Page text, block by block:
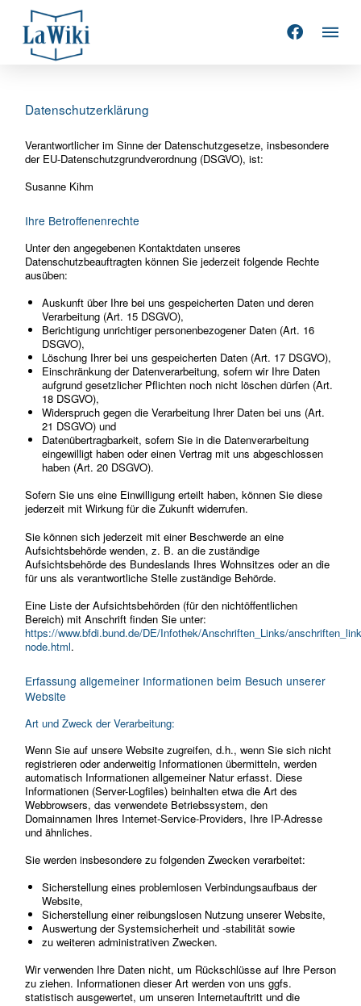
Datenschutzerklärung
Verantwortlicher im Sinne der Datenschutzgesetze, insbesondere
der EU-Datenschutzgrundverordnung (DSGVO), ist:
Susanne Kihm
Ihre Betroffenenrechte
Unter den angegebenen Kontaktdaten unseres
Datenschutzbeauftragten können Sie jederzeit folgende Rechte
ausüben:
Auskunft über Ihre bei uns gespeicherten Daten und deren
Verarbeitung (Art. 15 DSGVO),
Berichtigung unrichtiger personenbezogener Daten (Art. 16
DSGVO),
Löschung Ihrer bei uns gespeicherten Daten (Art. 17 DSGVO),
Einschränkung der Datenverarbeitung, sofern wir Ihre Daten
aufgrund gesetzlicher Pflichten noch nicht löschen dürfen (Art.
18 DSGVO),
Widerspruch gegen die Verarbeitung Ihrer Daten bei uns (Art.
21 DSGVO) und
Datenübertragbarkeit, sofern Sie in die Datenverarbeitung
eingewilligt haben oder einen Vertrag mit uns abgeschlossen
haben (Art. 20 DSGVO).
Sofern Sie uns eine Einwilligung erteilt haben, können Sie diese
jederzeit mit Wirkung für die Zukunft widerrufen.
Sie können sich jederzeit mit einer Beschwerde an eine
Aufsichtsbehörde wenden, z. B. an die zuständige
Aufsichtsbehörde des Bundeslands Ihres Wohnsitzes oder an die
für uns als verantwortliche Stelle zuständige Behörde.
Eine Liste der Aufsichtsbehörden (für den nichtöffentlichen
Bereich) mit Anschrift finden Sie unter:
https://www.bfdi.bund.de/DE/Infothek/Anschriften_Links/
node.html.
Erfassung allgemeiner Informationen beim Besuch unserer
Website
Art und Zweck der Verarbeitung:
Wenn Sie auf unsere Website zugreifen, d.h., wenn Sie sich nicht
registrieren oder anderweitig Informationen übermitteln, werden
automatisch Informationen allgemeiner Natur erfasst. Diese
Informationen (Server-Logfiles) beinhalten etwa die Art des
Webbrowsers, das verwendete Betriebssystem, den
Domainnamen Ihres Internet-Service-Providers, Ihre IP-Adresse
und ähnliches.
Sie werden insbesondere zu folgenden Zwecken verarbeitet:
Sicherstellung eines problemlosen Verbindungsaufbaus der
Website,
Sicherstellung einer reibungslosen Nutzung unserer Website,
Auswertung der Systemsicherheit und -stabilität sowie
zu weiteren administrativen Zwecken.
Wir verwenden Ihre Daten nicht, um Rückschlüsse auf Ihre Person
zu ziehen. Informationen dieser Art werden von uns ggfs.
statistisch ausgewertet, um unseren Internetauftritt und die